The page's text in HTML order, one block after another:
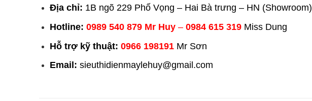
Địa chỉ: 1B ngõ 229 Phố Vọng – Hai Bà trưng – HN (Showroom)
Hotline: 0989 540 879 Mr Huy– 0984 615 319 Miss Dung
Hỗ trợ kỹ thuật: 0966 198191 Mr Sơn
Email: sieuthidienmaylehuy@gmail.com